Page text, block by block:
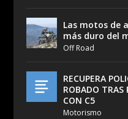
Las motos de
más duro del
Off Road
RECUPERA
ROBADO TRAS
CON C5
Motorismo